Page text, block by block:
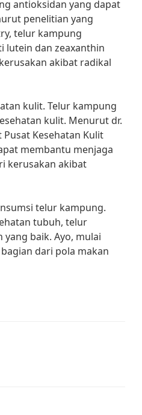
antioksidan yang dapat
penelitian yang
telur kampung
lutein dan zeaxanthin
akibat radikal
kulit. Telur kampung
kulit. Menurut dr.
Kesehatan Kulit
membantu menjaga
kerusakan akibat
telur kampung.
tubuh, telur
baik. Ayo, mulai
dari pola makan